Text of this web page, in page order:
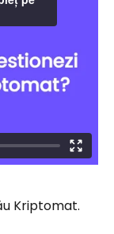
Kriptomat.